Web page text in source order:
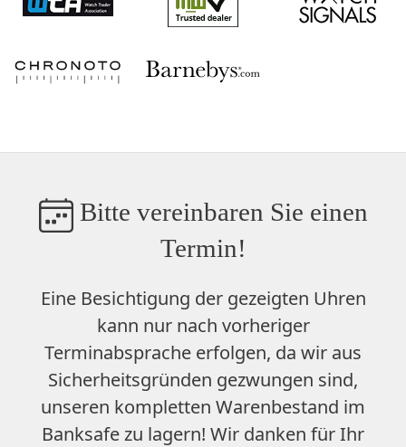
Bitte vereinbaren Sie einen
Termin!
Eine Besichtigung der gezeigten Uhren
kann nur nach vorheriger
Terminabsprache erfolgen, da wir aus
Sicherheitsgründen gezwungen sind,
unseren kompletten Warenbestand im
Banksafe zu lagern! Wir danken für Ihr